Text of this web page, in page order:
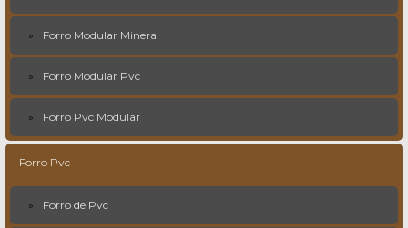
Forro Modular Mineral
Forro Modular Pvc
Forro Pvc Modular
Forro Pvc
Forro de Pvc